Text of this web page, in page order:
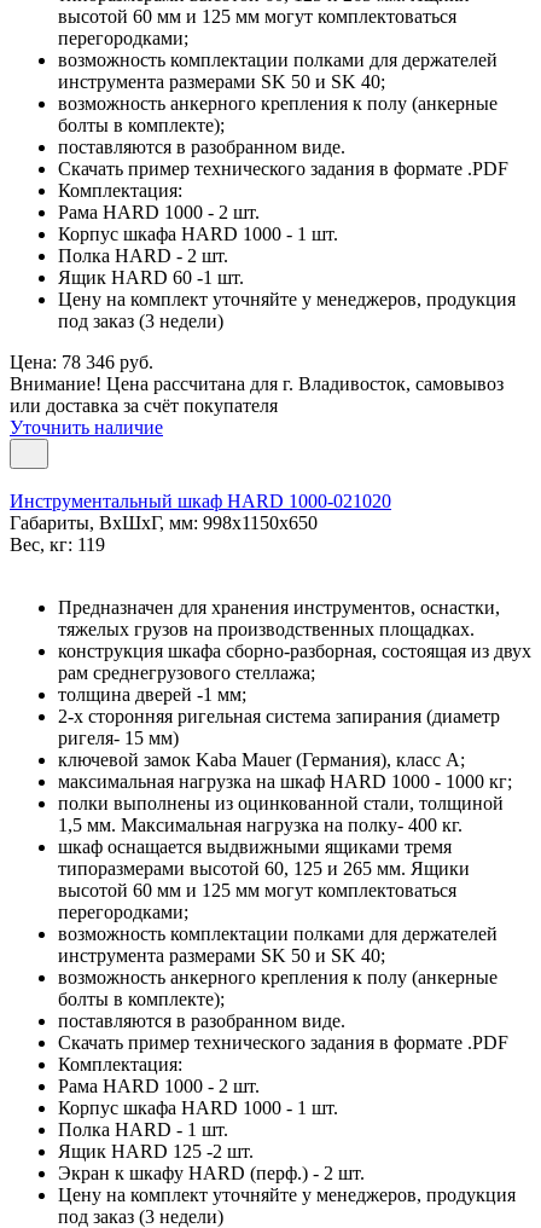
высотой 60 мм и 125 мм могут комплектоваться
перегородками;
возможность комплектации полками для держателей
инструмента размерами SK 50 и SK 40;
возможность анкерного крепления к полу (анкерные
болты в комплекте);
поставляются в разобранном виде.
Скачать пример технического задания в формате .PDF
Комплектация:
Рама HARD 1000 - 2 шт.
Корпус шкафа HARD 1000 - 1 шт.
Полка HARD - 2 шт.
Ящик HARD 60 -1 шт.
Цену на комплект уточняйте у менеджеров, продукция
под заказ (3 недели)
Цена: 78 346 руб.
Внимание! Цена рассчитана для г. Владивосток, самовывоз
или доставка за счёт покупателя
Уточнить наличие
Инструментальный шкаф HARD 1000-021020
Габариты, ВxШxГ, мм: 998x1150x650
Вес, кг: 119
Предназначен для хранения инструментов, оснастки,
тяжелых грузов на производственных площадках.
конструкция шкафа сборно-разборная, состоящая из двух
рам среднегрузового стеллажа;
толщина дверей -1 мм;
2-х сторонняя ригельная система запирания (диаметр
ригеля- 15 мм)
ключевой замок Kaba Mauer (Германия), класс A;
максимальная нагрузка на шкаф HARD 1000 - 1000 кг;
полки выполнены из оцинкованной стали, толщиной
1,5 мм. Максимальная нагрузка на полку- 400 кг.
шкаф оснащается выдвижными ящиками тремя
типоразмерами высотой 60, 125 и 265 мм. Ящики
высотой 60 мм и 125 мм могут комплектоваться
перегородками;
возможность комплектации полками для держателей
инструмента размерами SK 50 и SK 40;
возможность анкерного крепления к полу (анкерные
болты в комплекте);
поставляются в разобранном виде.
Скачать пример технического задания в формате .PDF
Комплектация:
Рама HARD 1000 - 2 шт.
Корпус шкафа HARD 1000 - 1 шт.
Полка HARD - 1 шт.
Ящик HARD 125 -2 шт.
Экран к шкафу HARD (перф.) - 2 шт.
Цену на комплект уточняйте у менеджеров, продукция
под заказ (3 недели)